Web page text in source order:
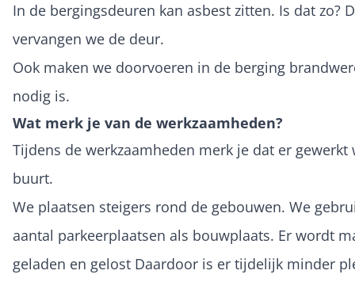
In de bergingsdeuren kan asbest zitten. Is dat zo?
vervangen we de deur.
Ook maken we doorvoeren in de berging
nodig is.
Wat merk je van de werkzaamheden?
Tijdens de werkzaamheden merk je dat er
buurt.
We plaatsen steigers rond de gebouwen. We
aantal parkeerplaatsen als bouwplaats. Er wordt
geladen en gelost Daardoor is er tijdelijk minder